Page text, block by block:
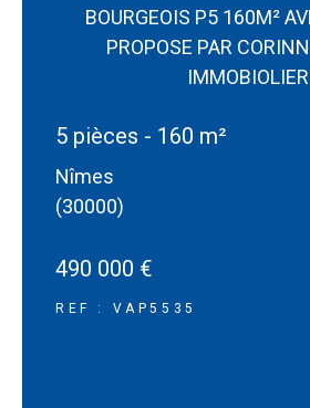
BOURGEOIS P5 160M²
PROPOSE PAR
IMMOBIOLIER
5 pièces - 160 m²
Nîmes
(30000)
490 000 €
REF : VAP5535